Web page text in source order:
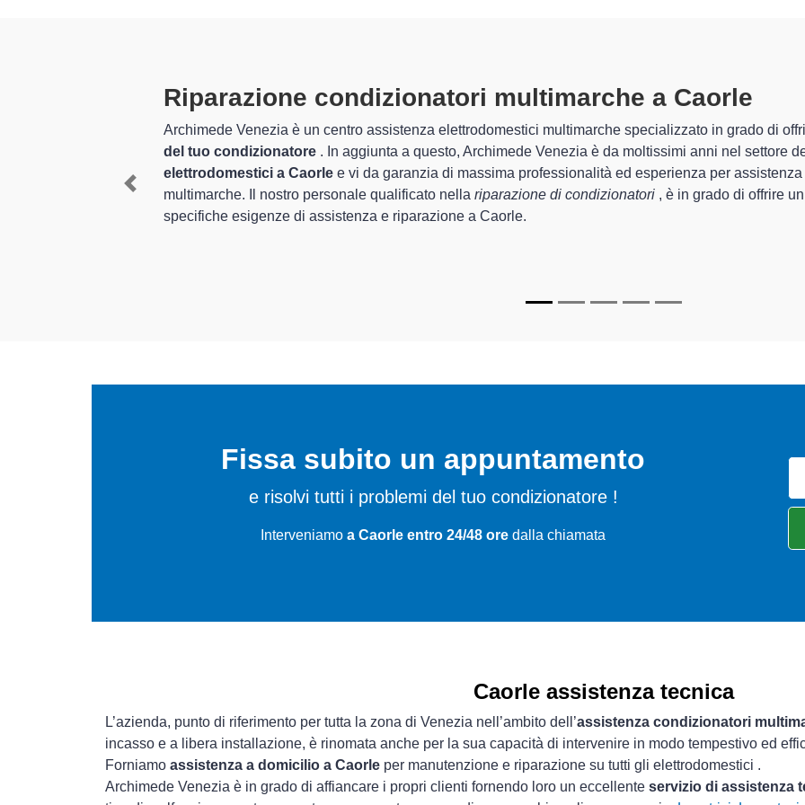
a Caorle
specializzato in grado di offrire un servizio completo per la riparazione
è da moltissimi anni nel settore dell'assistenza eriparazione di
ed esperienza per assistenza e riparazione di grandi elettrodomestici
, è in grado di offrire unservizio personalizzatoper le tue
Tecnici
I tecnici specializzati di
quel che riguarda la
degli apparecchi.
In più, i tecnici specializzati
Previous
Fissa subito un appuntamento
e risolvi tutti i problemi del tuo condizionatore !
Interveniamo a Caorle entro 24/48 ore dalla chiamata
Caorle assistenza tecnica
L’azienda, punto di riferimento per tutta la zona di Venezia nell’ambito dell’assistenza condizionatori
incasso e a libera installazione, è rinomata anche per la sua capacità di intervenire in modo tempestivo ed
Forniamo assistenza a domicilio a Caorle per manutenzione e riparazione su tutti gli elettrodomestici .
Archimede Venezia è in grado di affiancare i propri clienti fornendo loro un eccellente servizio di assistenza